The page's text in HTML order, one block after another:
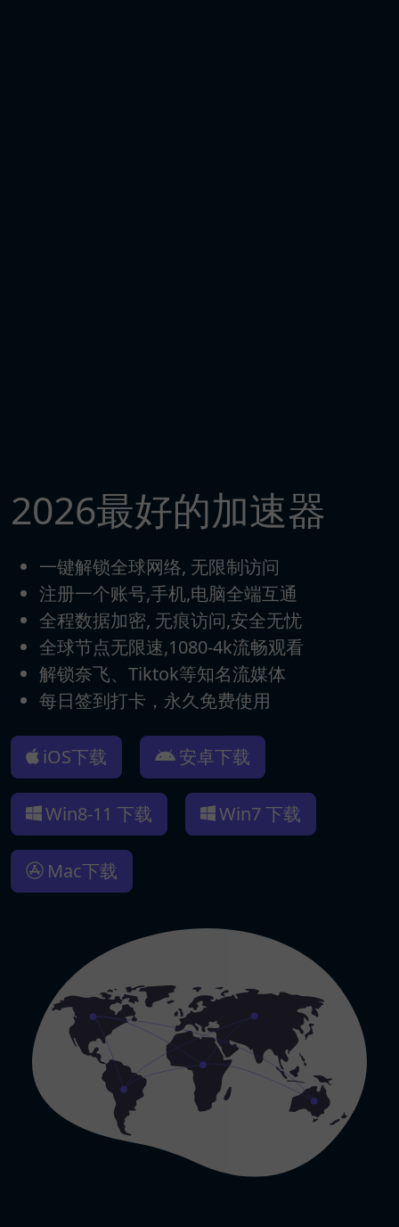
2026最好的加速器
一键解锁全球网络, 无限制访问
注册一个账号,手机,电脑全端互通
全程数据加密, 无痕访问,安全无忧
全球节点无限速,1080-4k流畅观看
解锁奈飞、Tiktok等知名流媒体
每日签到打卡，永久免费使用
iOS下载 安卓下载
Win8-11 下载 Win7 下载
Mac下载